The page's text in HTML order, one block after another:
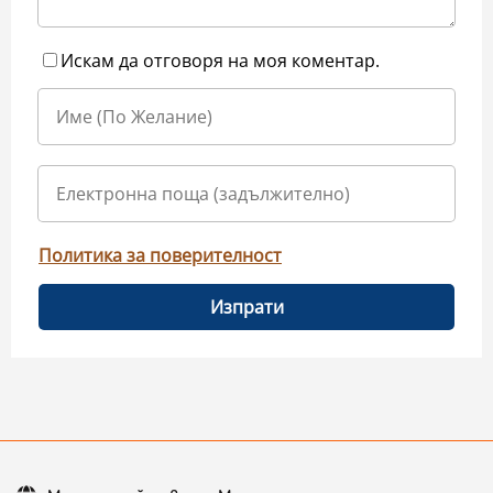
Искам да отговоря на моя коментар.
Политика за поверителност
Изпрати